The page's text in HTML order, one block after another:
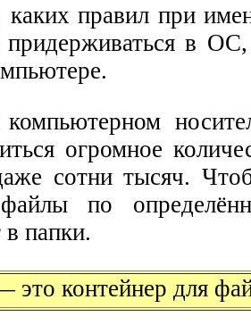
каких правил при
в ОС,
огромное
сотни тысяч.
по
папки.
это контейнер для